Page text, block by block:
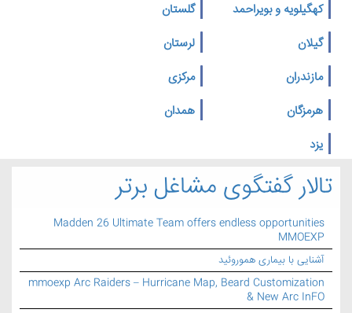
کهگیلویه و بویراحمد
گلستان
گیلان
لرستان
مازندران
مرکزی
هرمزگان
همدان
یزد
تالار گفتگوی مشاغل برتر
Madden 26 Ultimate Team offers endless opportunities
MMOEXP
آشنایی با بیماری هموروئید
mmoexp Arc Raiders – Hurricane Map, Beard Customization
& New Arc InFO